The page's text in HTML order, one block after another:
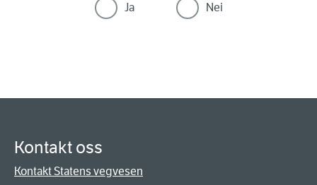
Ja Nei
Kontakt oss
Kontakt Statens vegvesen